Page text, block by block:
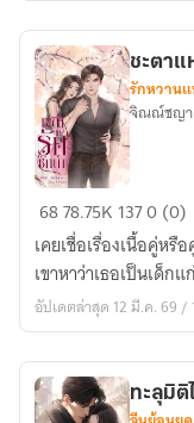
แล้ว
ปิด
7/3/68
ชะตา
แห่ง
รัก
ชักนำ
ชะตาแ
รักหวาน
จิณณ์ชญา
6878.75K 1370 (0)
เคยเชื่อเรื่องเนื้อคู่หรื
เขาหาว่าเธอเป็นเด็ก
อัปเดตล่าสุด 12 มี.ค. 69 /
ทะลุมิติ